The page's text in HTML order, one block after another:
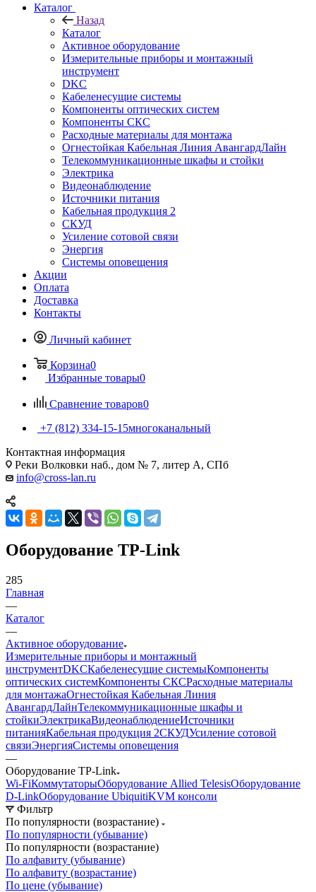
Каталог
Назад
Каталог
Активное оборудование
Измерительные приборы и монтажный
инструмент
DKC
Кабеленесущие системы
Компоненты оптических систем
Компоненты СКС
Расходные материалы для монтажа
Огнестойкая Кабельная Линия АвангардЛайн
Телекоммуникационные шкафы и стойки
Электрика
Видеонаблюдение
Источники питания
Кабельная продукция 2
СКУД
Усиление сотовой связи
Энергия
Системы оповещения
Акции
Оплата
Доставка
Контакты
Личный кабинет
Корзина0
Избранные товары0
Сравнение товаров0
+7 (812) 334-15-15многоканальный
Контактная информация
Реки Волковки наб., дом № 7, литер А, СПб
info@cross-lan.ru
Оборудование TP-Link
285
Главная
—
Каталог
—
Активное оборудование
Измерительные приборы и монтажный
инструментDKCКабеленесущие системыКомпоненты
оптических системКомпоненты СКСРасходные материалы
для монтажаОгнестойкая Кабельная Линия
АвангардЛайнТелекоммуникационные шкафы и
стойкиЭлектрикаВидеонаблюдениеИсточники
питанияКабельная продукция 2СКУДУсиление сотовой
связиЭнергияСистемы оповещения
—
Оборудование TP-Link
Wi-FiКоммутаторыОборудование Allied TelesisОборудование
D-LinkОборудование UbiquitiKVM консоли
Фильтр
По популярности (возрастание)
По популярности (убывание)
По популярности (возрастание)
По алфавиту (убывание)
По алфавиту (возрастание)
По цене (убывание)